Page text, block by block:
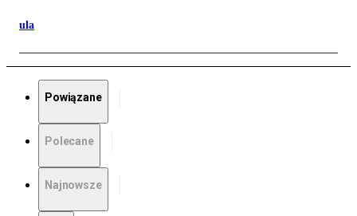
ula
Powiązane
Polecane
Najnowsze